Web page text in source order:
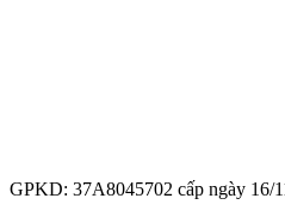
GPKD: 37A8045702 cấp ngày 16/